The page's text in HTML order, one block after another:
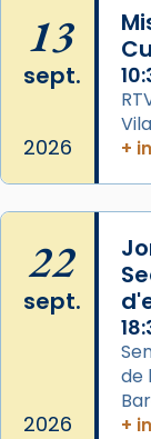
📸 Dr. G.
View on Facebook
Memòria
partir de
que les
eterna”)
frare Joan
13
sept.
2026
+
22
sept.
2026
de
+